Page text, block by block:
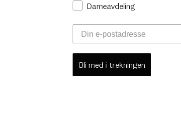
Dameavdeling
Bli med i trekningen